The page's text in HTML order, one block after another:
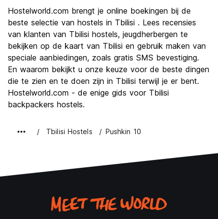
Cultuur
8.5
Uitgaan
Waarde voor uw geld
8.8
Hostelworld.com brengt je online boekingen bij de
beste selectie van hostels in Tbilisi . Lees recensies
van klanten van Tbilisi hostels, jeugdherbergen te
bekijken op de kaart van Tbilisi en gebruik maken van
speciale aanbiedingen, zoals gratis SMS bevestiging.
En waarom bekijkt u onze keuze voor de beste dingen
die te zien en te doen zijn in Tbilisi terwijl je er bent.
Hostelworld.com - de enige gids voor Tbilisi
backpackers hostels.
Tbilisi Hostels Pushkin 10